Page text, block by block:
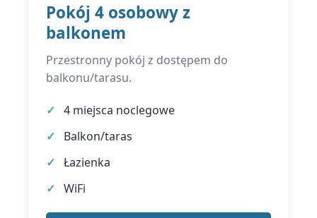
Pokój 4 osobowy z
balkonem
Przestronny pokój z dostępem do
balkonu/tarasu.
4 miejsca noclegowe
Balkon/taras
Łazienka
WiFi